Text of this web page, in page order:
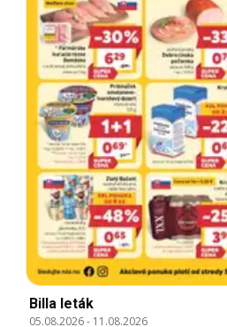
Billa leták
05.08.2026- 11.08.2026